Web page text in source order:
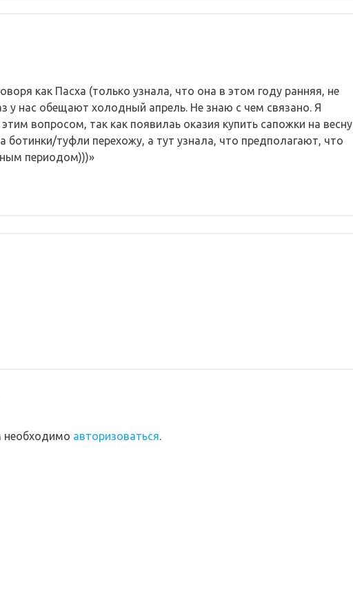
как Пасха (только узнала, что она в этом году ранняя, не
у нас обещают холодный апрель. Не знаю с чем связано. Я
вопросом, так как появилаь оказия купить сапожки на весну
ботинки/туфли перехожу, а тут узнала, что предполагают, что
периодом)))»
необходимо авторизоваться